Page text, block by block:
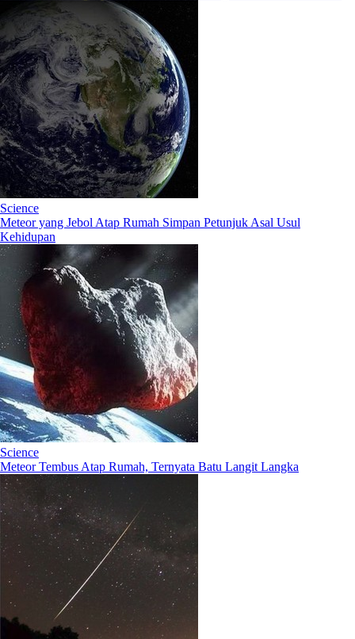
Science
Meteor yang Jebol Atap Rumah Simpan Petunjuk Asal Usul
Kehidupan
Science
Meteor Tembus Atap Rumah, Ternyata Batu Langit Langka